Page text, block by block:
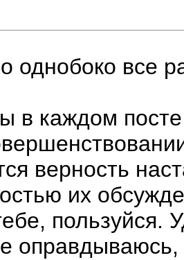
однобоко все
в каждом
верность
их
пользуйся.